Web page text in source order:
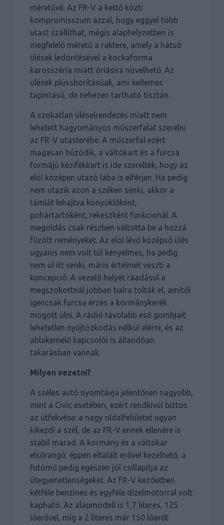
méretűvé. Az FR-V a kettő közti
kompromisszum azzal, hogy eggyel több
utast szállíthat, mégis alaphelyzetben is
megfelelő méretű a raktere, amely a hátsó
ülések ledöntésével a kockaforma
karosszéria miatt óriásira növelhető. Az
ülések plüssborításúak, ami kellemes
tapintású, de nehezen tartható tisztán.
A szokatlan üléselrendezés miatt nem
lehetett hagyományos műszerfalat szerelni
az FR-V utasterébe. A műszerfal ezért
magasan húzódik, a váltókart és a furcsa
formájú kézifékkart is ide szerelték, hogy az
elöl középen utazó lába is elférjen. Ha pedig
nem utazik azon a széken senki, akkor a
támlát lehajtva könyöklőként,
pohártartóként, rekeszként funkcionál. A
megoldás csak részben váltotta be a hozzá
fűzött reményeket. Az elöl lévő középső ülés
ugyanis nem volt túl kényelmes, ha pedig
nem ül itt senki, máris értelmét veszti a
koncepció. A vezető helyét ráadásul a
megszokottnál jobban balra tolták el, amitől
igencsak furcsa érzés a kormánykerék
mögött ülni. A rádió távolabb eső gombjait
lehetetlen nyújtózkodás nélkül elérni, és az
ablakemelő kapcsolói is állandóan
takarásban vannak.
Milyen vezetni?
A széles autó nyomtávja jelentősen nagyobb,
mint a Civic esetében, ezért rendkívül biztos
az útfekvése: a nagy oldalfelületet ugyan
kikezdi a szél, de az FR-V ennek ellenére is
stabil marad. A kormány és a váltókar
elsőrangú, éppen eltalált erővel kezelhető, a
futómű pedig egészen jól csillapítja az
útegyenetlenségeket. Az FR-V kezdetben
kétféle benzines és egyféle dízelmotorral volt
kapható. Az alapmodell is 1,7 literes, 125
lóerővel, míg a 2 literes már 150 lóerőt